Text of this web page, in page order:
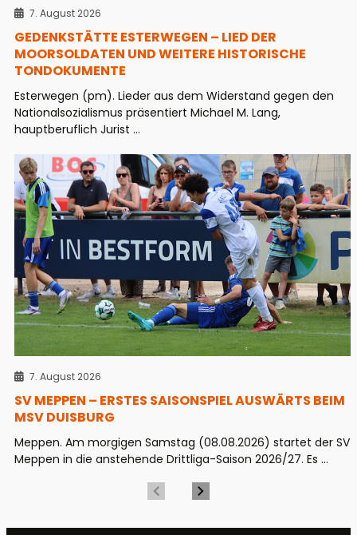
7. August 2026
GEDENKSTÄTTE ESTERWEGEN – LIED DER
MOORSOLDATEN UND WEITERE HISTORISCHE
TONDOKUMENTE
Esterwegen (pm). Lieder aus dem Widerstand gegen den
Nationalsozialismus präsentiert Michael M. Lang,
hauptberuflich Jurist ...
7. August 2026
SV MEPPEN – ERSTES SAISONSPIEL AUSWÄRTS BEIM
MSV DUISBURG
Meppen. Am morgigen Samstag (08.08.2026) startet der SV
Meppen in die anstehende Drittliga-Saison 2026/27. Es ...